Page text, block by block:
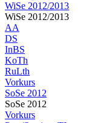
WiSe 2012/2013
WiSe 2012/2013
AA
DS
InBS
KoTh
RuLth
Vorkurs
SoSe 2012
SoSe 2012
Vorkurs